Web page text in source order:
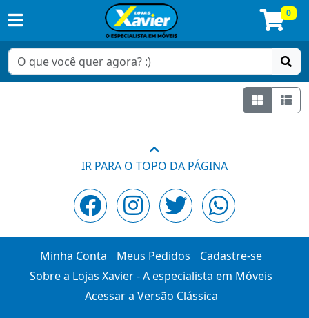
0
Grade
IR PARA O TOPO DA PÁGINA
Minha Conta Meus Pedidos
Cadastre-se
Sobre a Lojas Xavier - A especialista em Móveis
Acessar a Versão Clássica